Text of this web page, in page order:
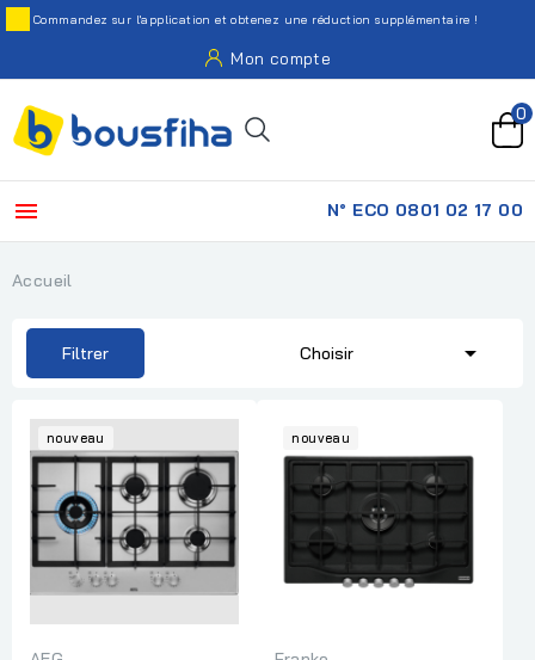
Commandez sur l'application et obtenez une réduction supplémentaire !
Mon compte
0
 N° ECO 0801 02 17 00
Accueil
Filtrer Choisir 
nouveau nouveau